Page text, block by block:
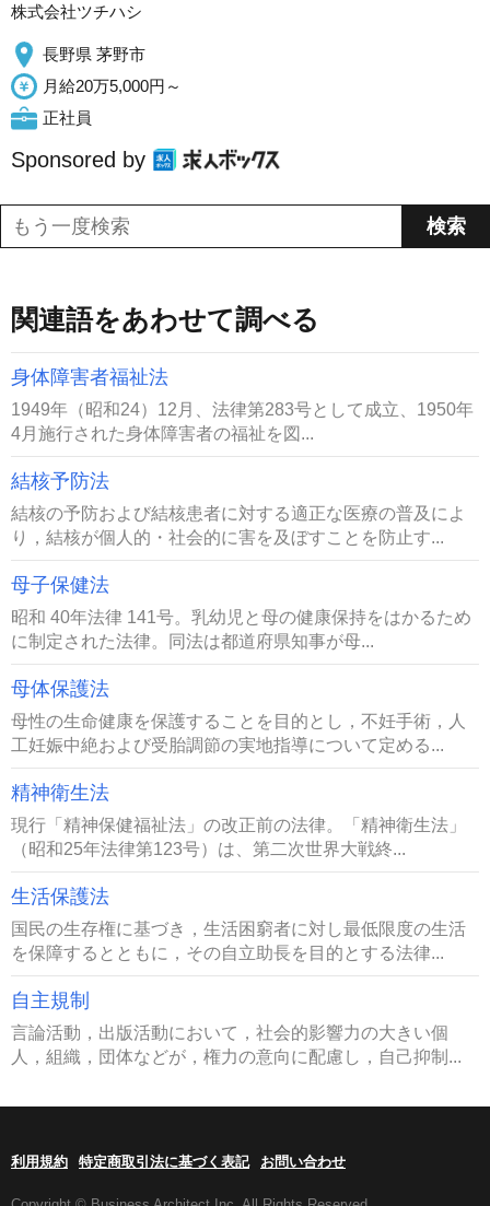
株式会社ツチハシ
長野県 茅野市
月給20万5,000円～
正社員
Sponsored by
関連語をあわせて調べる
身体障害者福祉法
1949年（昭和24）12月、法律第283号として成立、1950年
4月施行された身体障害者の福祉を図...
結核予防法
結核の予防および結核患者に対する適正な医療の普及によ
り，結核が個人的・社会的に害を及ぼすことを防止す...
母子保健法
昭和 40年法律 141号。乳幼児と母の健康保持をはかるため
に制定された法律。同法は都道府県知事が母...
母体保護法
母性の生命健康を保護することを目的とし，不妊手術，人
工妊娠中絶および受胎調節の実地指導について定める...
精神衛生法
現行「精神保健福祉法」の改正前の法律。「精神衛生法」
（昭和25年法律第123号）は、第二次世界大戦終...
生活保護法
国民の生存権に基づき，生活困窮者に対し最低限度の生活
を保障するとともに，その自立助長を目的とする法律...
自主規制
言論活動，出版活動において，社会的影響力の大きい個
人，組織，団体などが，権力の意向に配慮し，自己抑制...
利用規約 特定商取引法に基づく表記 お問い合わせ